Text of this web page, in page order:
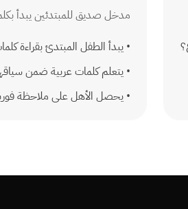
مدخل صديق للمبتدئين يبدأ
• يبدأ الطفل المبتدئ بقراءة
• يتعلم كلمات عربية ضمن
• يحصل الأهل على ملاحظة